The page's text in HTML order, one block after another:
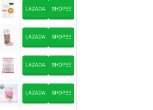
LAZADA SHOPEE
LAZADA SHOPEE
LAZADA SHOPEE
LAZADA SHOPEE